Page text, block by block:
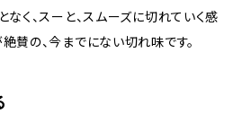
なく、スーと、スムーズに切れていく感
賛の、今までにない切れ味です。